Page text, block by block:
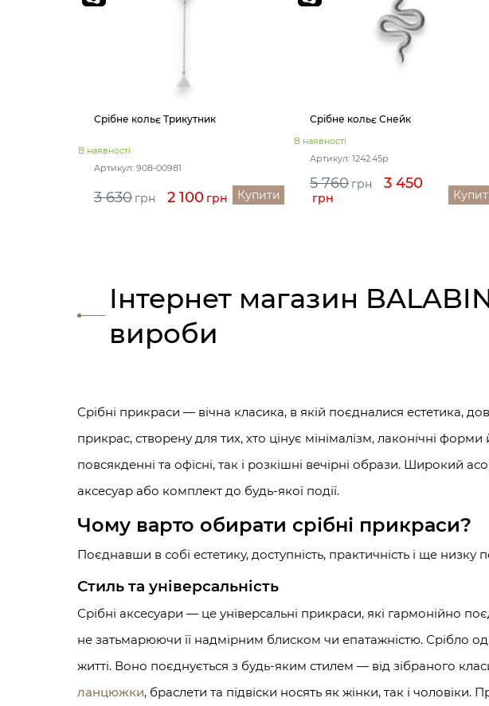
Срібне кольє Трикутник
В наявності
Артикул: 908-00981
3 630 грн 2 100 грн Купити
Срібне кольє Снейк
В наявності
Артикул: 1242.45р
5 760 грн 3 450
грн
Інтернет магазин
вироби
Срібні прикраси — вічна класика, в якій поєдналися естетика,
прикрас, створену для тих, хто цінує мінімалізм, лаконічні
повсякденні та офісні, так і розкішні вечірні образи. Широкий
аксесуар або комплект до будь-якої події.
Чому варто обирати срібні прикраси?
Поєднавши в собі естетику, доступність, практичність і ще
Стиль та універсальність
Срібні аксесуари — це універсальні прикраси, які гармонійно
не затьмарюючи її надмірним блиском чи епатажністю. Срібло
житті. Воно поєднується з будь-яким стилем — від зібраного
ланцюжки, браслети та підвіски носять як жінки, так і